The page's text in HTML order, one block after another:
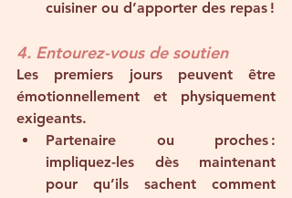
cuisiner ou d’apporter des repas !
4. Entourez-vous de soutien
Les premiers jours peuvent être
émotionnellement et physiquement
exigeants.
Partenaire ou proches :
impliquez-les dès maintenant
pour qu’ils sachent comment